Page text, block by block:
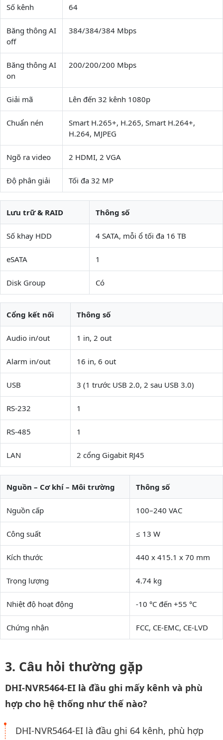
Số kênh 64
Băng thông AI
off
384/384/384 Mbps
Băng thông AI
on
200/200/200 Mbps
Giải mã Lên đến 32 kênh 1080p
Chuẩn nén
Smart H.265+, H.265, Smart H.264+,
H.264, MJPEG
Ngõ ra video 2 HDMI, 2 VGA
Độ phân giải Tối đa 32 MP
Lưu trữ & RAID Thông số
Số khay HDD 4 SATA, mỗi ổ tối đa 16 TB
eSATA 1
Disk Group Có
Cổng kết nối Thông số
Audio in/out 1 in, 2 out
Alarm in/out 16 in, 6 out
USB 3 (1 trước USB 2.0, 2 sau USB 3.0)
RS-232 1
RS-485 1
LAN 2 cổng Gigabit RJ45
Nguồn – Cơ khí – Môi trường Thông số
Nguồn cấp 100–240 VAC
Công suất ≤ 13 W
Kích thước 440 x 415.1 x 70 mm
Trọng lượng 4.74 kg
Nhiệt độ hoạt động -10 °C đến +55 °C
Chứng nhận FCC, CE-EMC, CE-LVD
Câu hỏi thường gặp
DHI-NVR5464-EI là đầu ghi mấy kênh và phù
hợp cho hệ thống như thế nào?
DHI-NVR5464-EI là đầu ghi 64 kênh, phù hợp